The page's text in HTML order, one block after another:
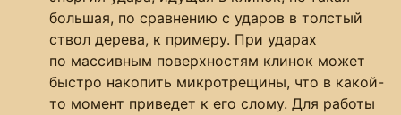
большая, по сравнению с ударов в толстый
ствол дерева, к примеру. При ударах
по массивным поверхностям клинок может
быстро накопить микротрещины, что в какой-
то момент приведет к его слому. Для работы